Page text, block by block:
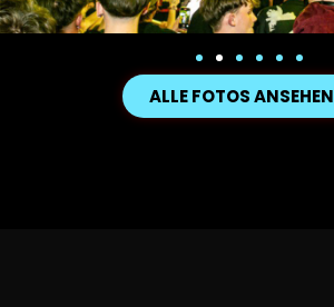
ALLE FOTOS ANSEHEN